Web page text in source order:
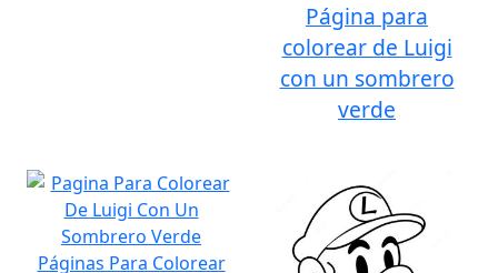
Página para
colorear de Luigi
con un sombrero
verde